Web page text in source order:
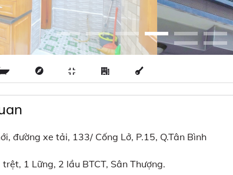
đường xe tải, 133/ Cống Lở, P.15, Q.Tân Bình
1 Lững, 2 lầu BTCT, Sân Thượng.